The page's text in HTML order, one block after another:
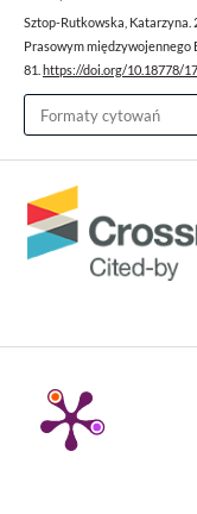
Sztop-Rutkowska, Katarzyna.
Prasowym międzywojennego
81. https://doi.org/10.18778/
Formaty cytowań